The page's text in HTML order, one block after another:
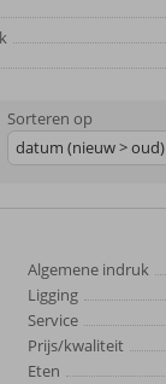
Sorteren op
datum (nieuw > oud)
Algemene indruk
Ligging
Service
Prijs/kwaliteit
Eten